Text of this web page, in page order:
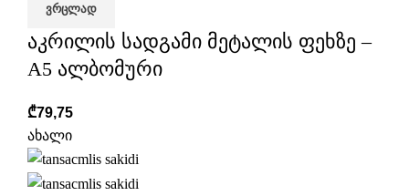
ᲕᲠᲪᲚᲐᲓ
აკრილის სადგამი მეტალის ფეხზე –
A5 ალბომური
₾79,75
ახალი